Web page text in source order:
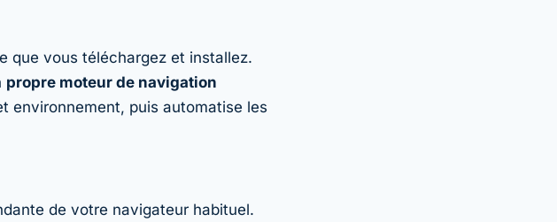
que vous téléchargez et installez.
propre moteur de navigation
environnement, puis automatise les
de votre navigateur habituel.